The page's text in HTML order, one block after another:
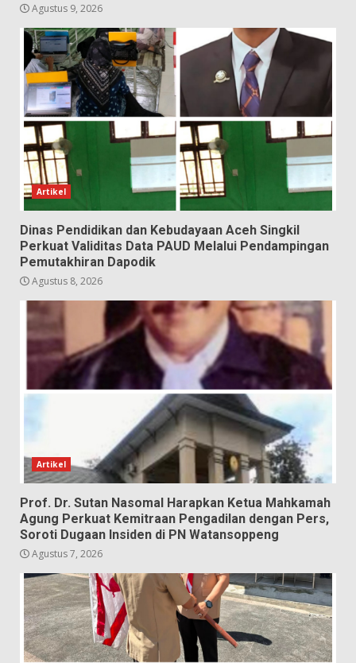
Agustus 9, 2026
Artikel
Dinas Pendidikan dan Kebudayaan Aceh Singkil
Perkuat Validitas Data PAUD Melalui Pendampingan
Pemutakhiran Dapodik
Agustus 8, 2026
Artikel
Prof. Dr. Sutan Nasomal Harapkan Ketua Mahkamah
Agung Perkuat Kemitraan Pengadilan dengan Pers,
Soroti Dugaan Insiden di PN Watansoppeng
Agustus 7, 2026